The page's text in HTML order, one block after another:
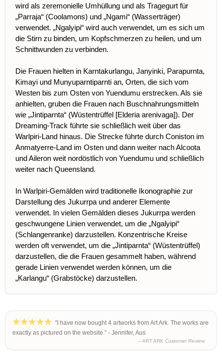
wird als zeremonielle Umhüllung und als Tragegurt für
„Parraja“ (Coolamons) und „Ngami“ (Wasserträger)
verwendet. „Ngalyipi“ wird auch verwendet, um es sich um
die Stirn zu binden, um Kopfschmerzen zu heilen, und um
Schnittwunden zu verbinden.
Die Frauen hielten in Karntakurlangu, Janyinki, Parapurnta,
Kimayi und Munyuparntiparnti an, Orten, die sich vom
Westen bis zum Osten von Yuendumu erstrecken. Als sie
anhielten, gruben die Frauen nach Buschnahrungsmitteln
wie „Jintiparnta“ (Wüstentrüffel [Elderia arenivaga]). Der
Dreaming-Track führte sie schließlich weit über das
Warlpiri-Land hinaus. Die Strecke führte durch Coniston im
Anmatyerre-Land im Osten und dann weiter nach Alcoota
und Aileron weit nordöstlich von Yuendumu und schließlich
weiter nach Queensland.
In Warlpiri-Gemälden wird traditionelle Ikonographie zur
Darstellung des Jukurrpa und anderer Elemente
verwendet. In vielen Gemälden dieses Jukurrpa werden
geschwungene Linien verwendet, um die „Ngalyipi“
(Schlangenranke) darzustellen. Konzentrische Kreise
werden oft verwendet, um die „Jintiparnta“ (Wüstentrüffel)
darzustellen, die die Frauen gesammelt haben, während
gerade Linien verwendet werden können, um die
„Karlangu“ (Grabstöcke) darzustellen.
"I have now bought 4 artworks from Art Ark. The works are
exactly as pictured on the website." - Jennifer, Aus
– ART ARK Customer Review